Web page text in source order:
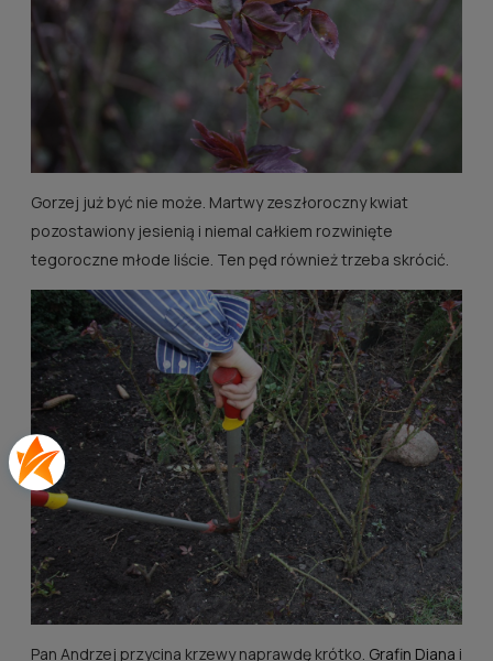
Gorzej już być nie może. Martwy zeszłoroczny kwiat
pozostawiony jesienią i niemal całkiem rozwinięte
tegoroczne młode liście. Ten pęd również trzeba skrócić.
Pan Andrzej przycina krzewy naprawdę krótko. Grafin Diana i